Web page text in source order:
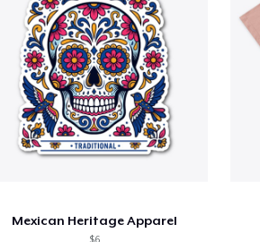
Mexican Heritage Apparel
$6